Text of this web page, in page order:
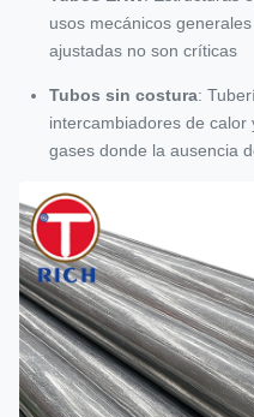
usos mecánicos
ajustadas no son críticas
Tubos sin costura:
intercambiadores de
gases donde la ausencia